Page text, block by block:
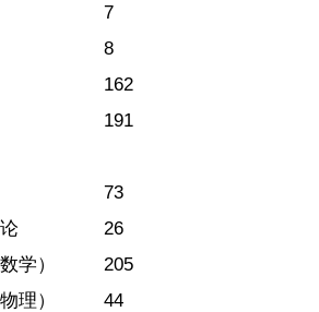
7
8
162
191
73
26
学）
205
理）
44